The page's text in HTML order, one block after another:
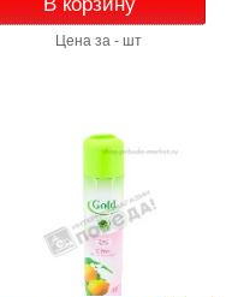
Цена за - шт